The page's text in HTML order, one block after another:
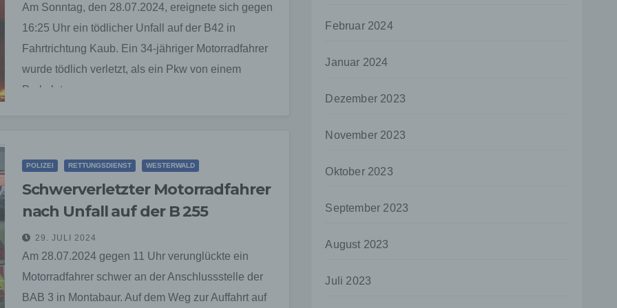
Am Sonntag, den 28.07.2024, ereignete sich gegen
16:25 Uhr ein tödlicher Unfall auf der B42 in
Fahrtrichtung Kaub. Ein 34-jähriger Motorradfahrer
wurde tödlich verletzt, als ein Pkw von einem
Parkplatz…
POLIZEI RETTUNGSDIENST WESTERWALD
Schwerverletzter Motorradfahrer
nach Unfall auf der B 255
29. JULI 2024
Am 28.07.2024 gegen 11 Uhr verunglückte ein
Motorradfahrer schwer an der Anschlussstelle der
BAB 3 in Montabaur. Auf dem Weg zur Auffahrt auf
Februar 2024
Januar 2024
Dezember 2023
November 2023
Oktober 2023
September 2023
August 2023
Juli 2023
f) Pseudonymisierung
Pseudonymisierung ist die Verarbeitung personenbezogener Daten
Hinzuziehung zusätzlicher Informationen nicht mehr einer
spezifischen betroffenen Person zugeordnet werden können, sofern
technischen und organisatorischen Maßnahmen unterliegen, die
g) Verantwortlicher oder für die Verarbeitung Verantwortlicher
Verantwortlicher oder für die Verarbeitung Verantwortlicher ist die
natürliche oder juristische Person, Behörde, Einrichtung oder andere
Stelle, die allein oder gemeinsam mit anderen über die Zwecke und
Mittel der Verarbeitung von personenbezogenen Daten entscheidet.
Sind die Zwecke und Mittel dieser Verarbeitung durch das
Unionsrecht oder das Recht der Mitgliedstaaten vorgegeben, so kann
der Verantwortliche beziehungsweise können die bestimmten
Kriterien seiner Benennung nach dem Unionsrecht oder dem Recht
der Mitgliedstaaten vorgesehen werden.